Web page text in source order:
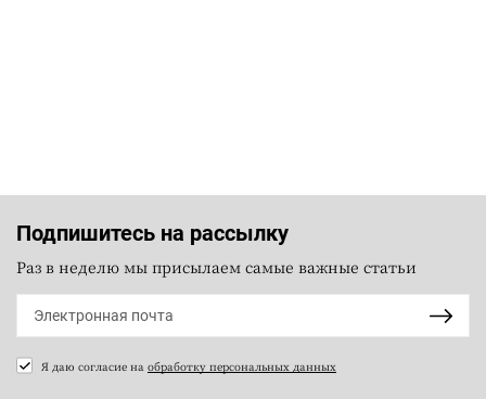
Подпишитесь на рассылку
Раз в неделю мы присылаем самые важные статьи
Я даю согласие на обработку персональных данных